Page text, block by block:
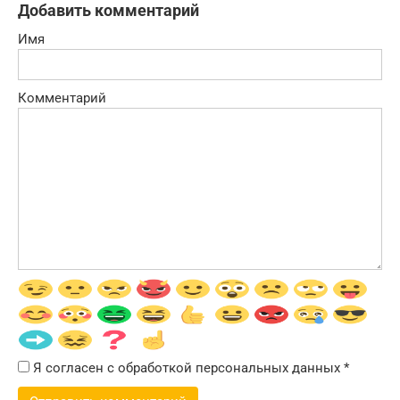
Добавить комментарий
Имя
Комментарий
Я согласен с обработкой персональных данных *